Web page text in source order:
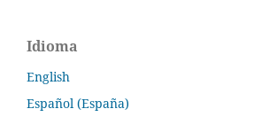
Idioma
English
Español (España)